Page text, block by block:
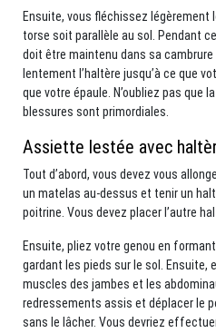
Ensuite, vous fléchissez légèrement
torse soit parallèle au sol. Pendant
doit être maintenu dans sa
lentement l’haltère jusqu’à ce que
que votre épaule. N’oubliez pas que
blessures sont primordiales.
Assiette lestée avec
Tout d’abord, vous devez vous
un matelas au-dessus et tenir un
poitrine. Vous devez placer l’autre
Ensuite, pliez votre genou en
gardant les pieds sur le sol. Ensuite,
muscles des jambes et les
redressements assis et déplacer le
sans le lâcher. Vous devriez